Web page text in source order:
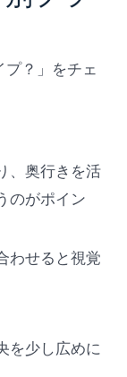
プ？」をチェ
、奥行きを活
のがポイン
わせると視覚
を少し広めに